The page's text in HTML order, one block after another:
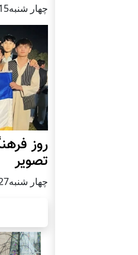
چهار شنبه15 جولای 2026
روز
تصویر
چهار شنبه27 می 2026